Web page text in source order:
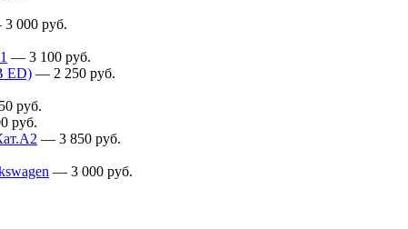
3 000 руб.
— 3 100 руб.
ED) — 2 250 руб.
руб.
руб.
— 3 850 руб.
— 3 000 руб.